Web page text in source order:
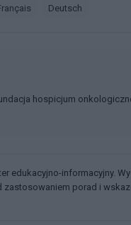
français deutsch
hospicjum
edukacyjno-informacyjny.
porad i